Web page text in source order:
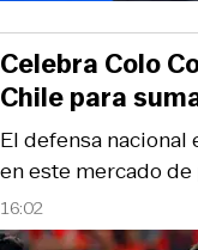
16:02
El defensa
en este mercado de
Celebra Colo
Chile para